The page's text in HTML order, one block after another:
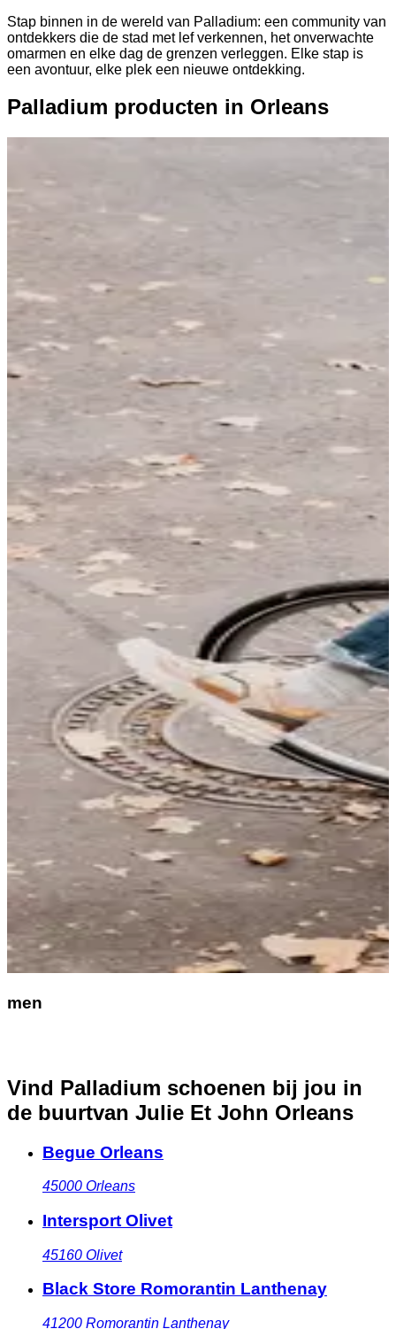
Stap binnen in de wereld van Palladium: een community van
ontdekkers die de stad met lef verkennen, het onverwachte
omarmen en elke dag de grenzen verleggen. Elke stap is
een avontuur, elke plek een nieuwe ontdekking.
Palladium producten in Orleans
men
Vind Palladium schoenen bij jou in
de buurtvan Julie Et John Orleans
Begue Orleans
45000 Orleans
Intersport Olivet
45160 Olivet
Black Store Romorantin Lanthenay
41200 Romorantin Lanthenay